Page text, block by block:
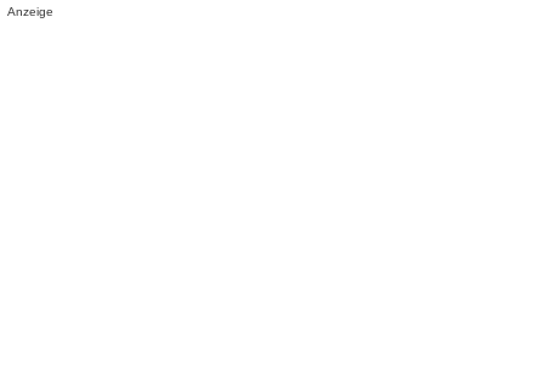
Anzeige